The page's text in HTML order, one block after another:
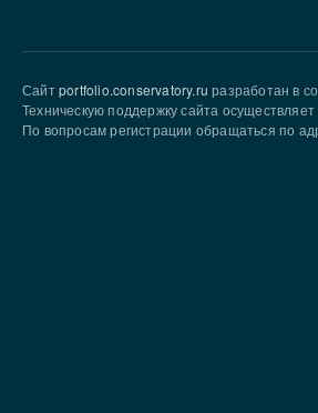
Сайтportfolio.conservatory.ru разработан в
Техническую поддержку сайта
По вопросам регистрации обращаться по